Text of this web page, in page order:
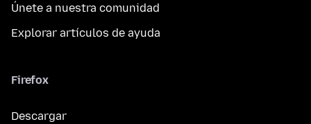
Únete a nuestra comunidad
Explorar artículos de ayuda
Firefox
Descargar